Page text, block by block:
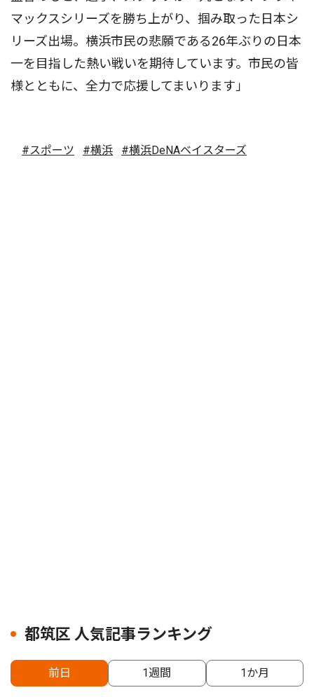
マックスシリーズを勝ち上がり、掴み取った日本シ
リーズ出場。横浜市民の悲願である26年ぶりの日本
一を目指した熱い戦いを期待しています。市民の皆
様とともに、全力で応援してまいります」
#スポーツ #横浜 #横浜DeNAベイスターズ
都筑区 人気記事ランキング
前日 1週間 1か月